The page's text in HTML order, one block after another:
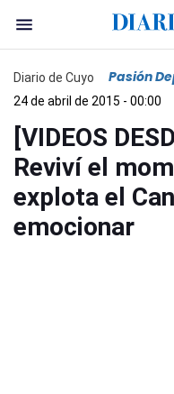
Diario de Cuyo Pasión
24 de abril de 2015 - 00:00
[VIDEOS
Reviví el
explota el
emocionar